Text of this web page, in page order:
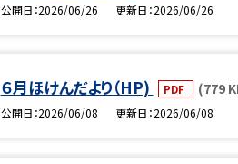
公開日 2026/06/26 更新日 2026/06/26
６月ほけんだより（HP) PDF (779
公開日 2026/06/08 更新日 2026/06/08